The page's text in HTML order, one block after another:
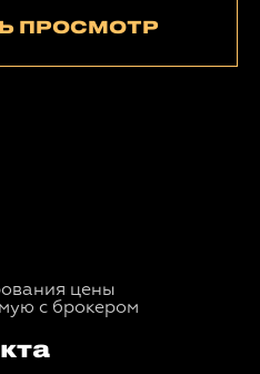
цены
с брокером
ПРОСМОТР